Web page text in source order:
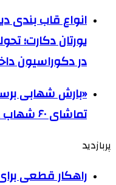
انواع قاب بندی
یورتان دکارت؛
در دکوراسیون
«بارش شهابی
تماشای ۶۰ شهاب در هر ساعت!
پربازدید
راهکار قطعی